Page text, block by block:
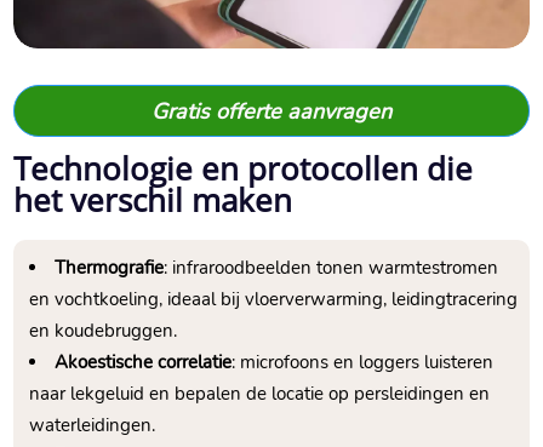
Gratis offerte aanvragen
Technologie en protocollen die
het verschil maken
Thermografie: infraroodbeelden tonen warmtestromen
en vochtkoeling, ideaal bij vloerverwarming, leidingtracering
en koudebruggen.​
Akoestische correlatie: microfoons en loggers luisteren
naar lekgeluid en bepalen de locatie op persleidingen en
waterleidingen.​